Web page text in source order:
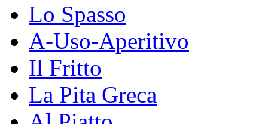
Lo Spasso
A-Uso-Aperitivo
Il Fritto
La Pita Greca